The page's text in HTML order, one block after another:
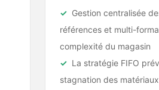
Gestion centralisée
références et multi-
complexité du magasin
La stratégie FIFO
stagnation des matériaux